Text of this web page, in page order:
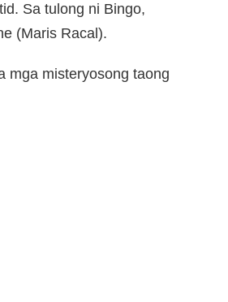
Sa tulong ni Bingo,
(Maris Racal).
mga misteryosong taong